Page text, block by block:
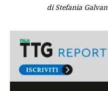
di Stefania Galvan